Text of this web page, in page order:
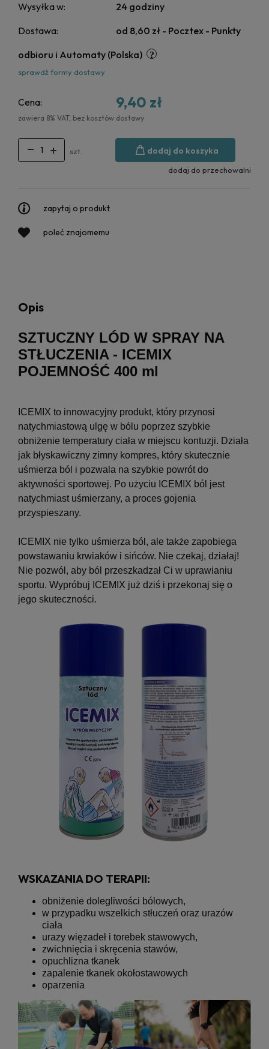
Wysyłka w:
24 godziny
Dostawa:
od 8,60 zł - Pocztex - Punkty
odbioru i Automaty (Polska)
sprawdź formy dostawy
Cena: 9,40 zł
zawiera 8% VAT, bez kosztów dostawy
szt. dodaj do koszyka
dodaj do przechowalni
zapytaj o produkt
poleć znajomemu
Opis
SZTUCZNY LÓD W SPRAY NA
STŁUCZENIA - ICEMIX
POJEMNOŚĆ 400 ml
ICEMIX to innowacyjny produkt, który przynosi
natychmiastową ulgę w bólu poprzez szybkie
obniżenie temperatury ciała w miejscu kontuzji. Działa
jak błyskawiczny zimny kompres, który skutecznie
uśmierza ból i pozwala na szybkie powrót do
aktywności sportowej. Po użyciu ICEMIX ból jest
natychmiast uśmierzany, a proces gojenia
przyspieszany.
ICEMIX nie tylko uśmierza ból, ale także zapobiega
powstawaniu krwiaków i sińców. Nie czekaj, działaj!
Nie pozwól, aby ból przeszkadzał Ci w uprawianiu
sportu. Wypróbuj ICEMIX już dziś i przekonaj się o
jego skuteczności.
WSKAZANIA DO TERAPII:
obniżenie dolegliwości bólowych,
w przypadku wszelkich stłuczeń oraz urazów
ciała
urazy więzadeł i torebek stawowych,
zwichnięcia i skręcenia stawów,
opuchlizna tkanek
zapalenie tkanek okołostawowych
oparzenia